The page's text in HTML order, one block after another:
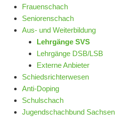
Frauenschach
Seniorenschach
Aus- und Weiterbildung
Lehrgänge SVS
Lehrgänge DSB/LSB
Externe Anbieter
Schiedsrichterwesen
Anti-Doping
Schulschach
Jugendschachbund Sachsen